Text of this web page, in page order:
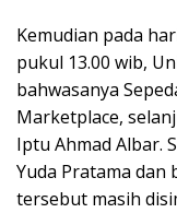
Kemudian pada
pukul 13.00 wib,
bahwasanya
Marketplace,
Iptu Ahmad Albar.
Yuda Pratama dan
tersebut masih